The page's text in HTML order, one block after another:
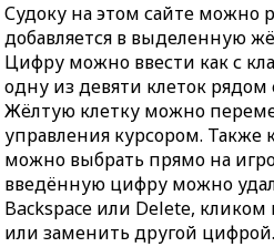
Судоку на этом сайте можно
добавляется в выделенную
Цифру можно ввести как с
одну из девяти клеток
Жёлтую клетку можно
управления курсором. Также
можно выбрать прямо на
введённую цифру можно
Backspace или Delete, кликом
или заменить другой цифрой.